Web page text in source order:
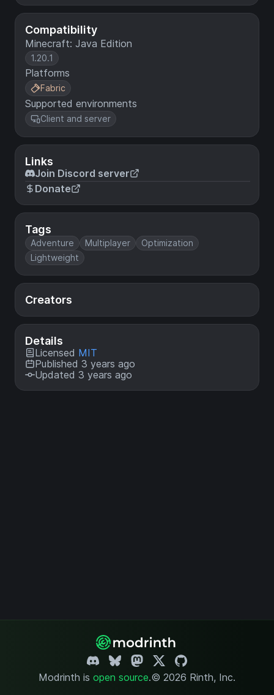
Compatibility
Minecraft: Java Edition
1.20.1
Platforms
Fabric
Supported environments
Client and server
Links
Join Discord server
Donate
Tags
Adventure Multiplayer
Optimization
Lightweight
Creators
Details
Licensed MIT
Published 3 years ago
Updated 3 years ago
Modrinth is open source.© 2026 Rinth, Inc.